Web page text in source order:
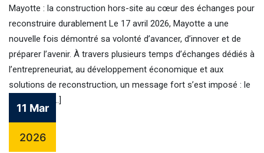
Mayotte : la construction hors-site au cœur des échanges pour
reconstruire durablement Le 17 avril 2026, Mayotte a une
nouvelle fois démontré sa volonté d’avancer, d’innover et de
préparer l’avenir. À travers plusieurs temps d’échanges dédiés à
l’entrepreneuriat, au développement économique et aux
solutions de reconstruction, un message fort s’est imposé : le
territoire a […]
11 Mar
2026